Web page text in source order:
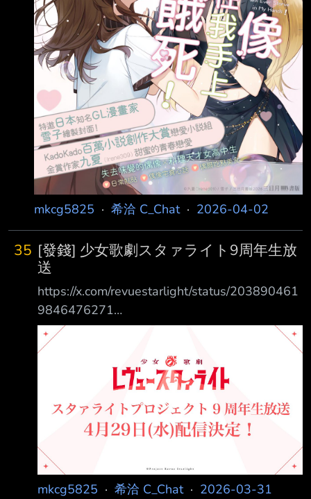
mkcg5825 · 希洽 C_Chat· 2026-04-02
35 [發錢] 少女歌劇スタァライト9周年生放
送
https://x.com/revuestarlight/status/203890461
9846476271
https://pbs.twimg.com/media/HEukyFgbUAAE
RLD.jpg 4/29(三） YT配信 另外今天公開-The
MUSICAL遙かなるエルド 新規描き下ろしイラ
https://pbs.twimg.com/media/HEuhxpea0AA8V
B_.jpg 順便提上週席格飛活動已經預計有下一次
活動了 https://pbs.twimg.com/media/HD
mkcg5825 · 希洽 C_Chat· 2026-03-31